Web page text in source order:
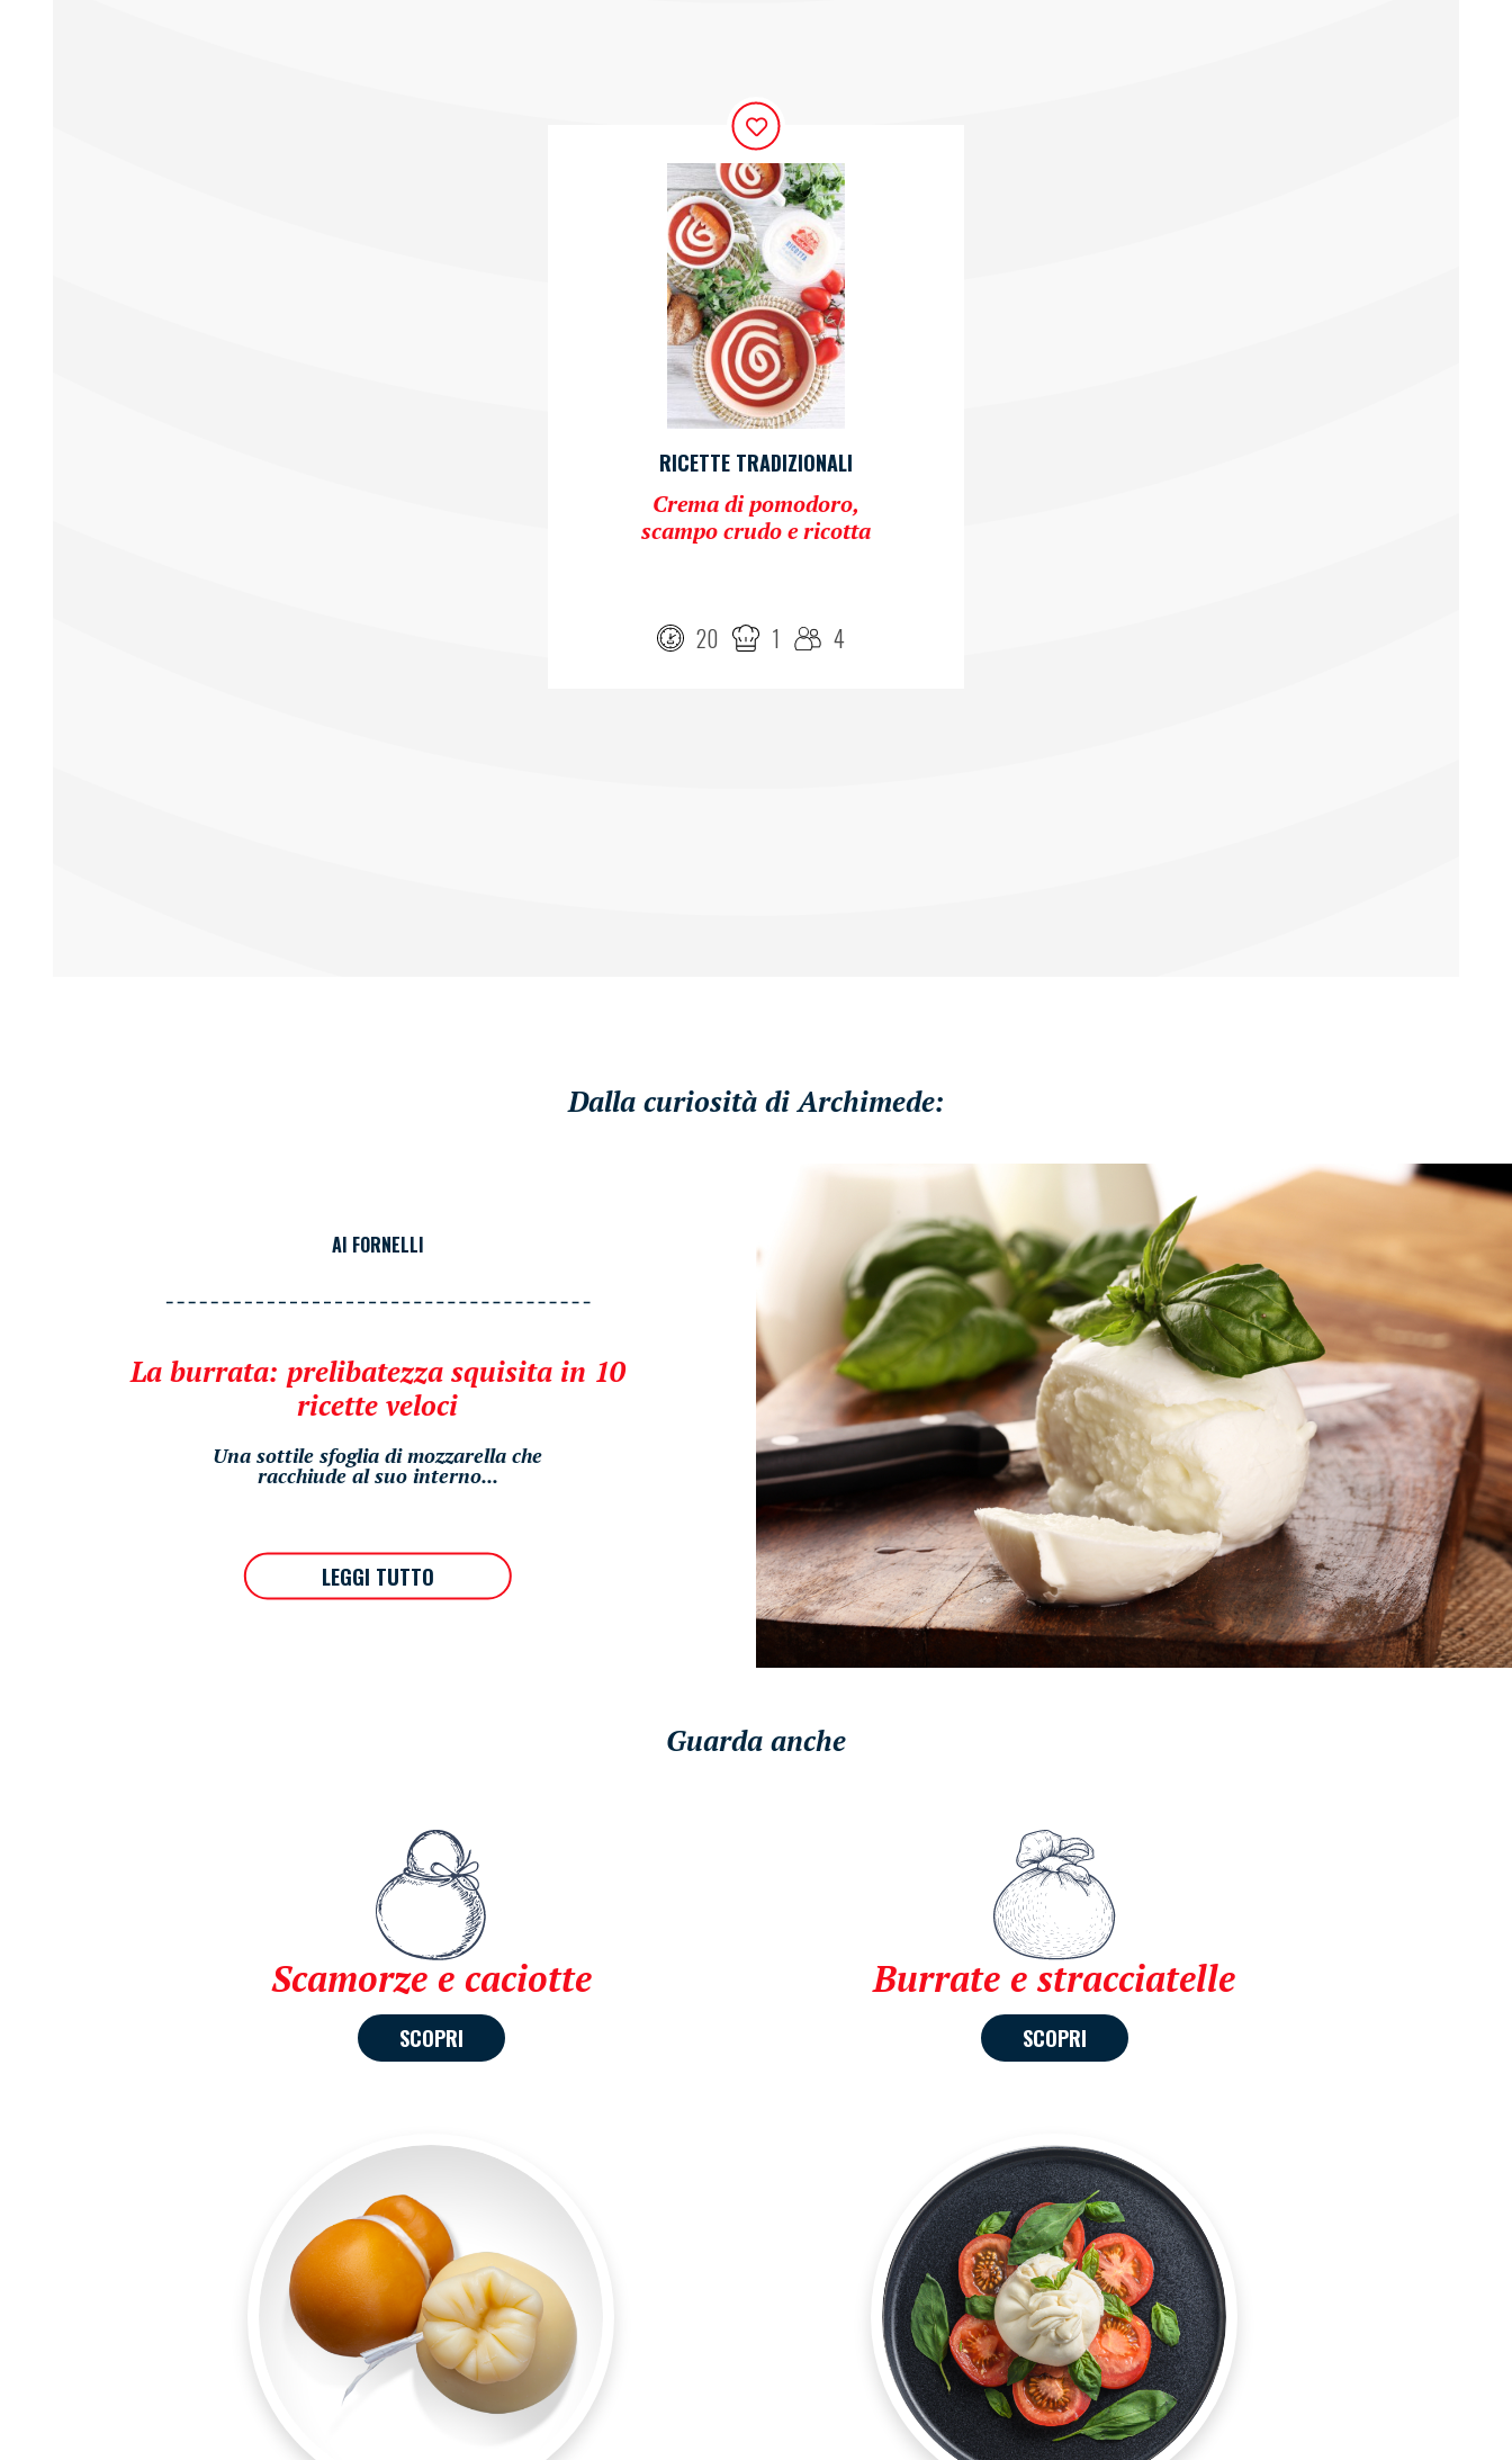
RICETTE TRADIZIONALI
Crema di pomodoro,
scampo crudo e ricotta
20 1 4
Dalla curiosità di Archimede:
AI FORNELLI
La burrata: prelibatezza squisita in 10
ricette veloci
Una sottile sfoglia di mozzarella che
racchiude al suo interno...
LEGGI TUTTO
Guarda anche
Scamorze e caciotte
SCOPRI
Burrate e stracciatelle
SCOPRI